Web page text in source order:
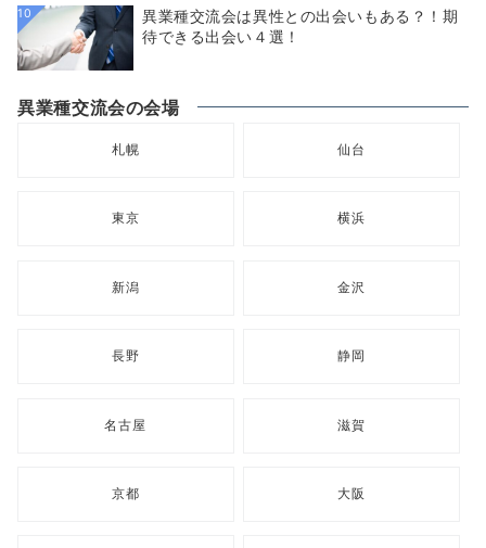
10
異業種交流会は異性との出会いもある？！期
待できる出会い４選！
異業種交流会の会場
札幌 仙台
東京 横浜
新潟 金沢
長野 静岡
名古屋 滋賀
京都 大阪